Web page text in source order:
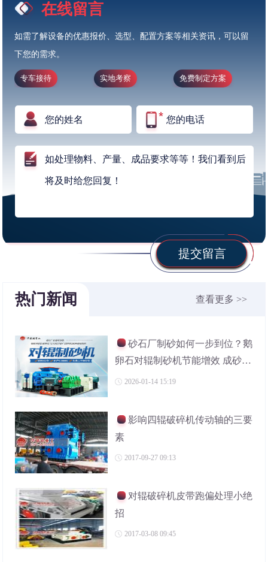
在线留言
如需了解设备的优惠报价、选型、配置方案等相关资讯，可以留
下您的需求。
专车接待 实地考察 免费制定方案
提交留言
热门新闻 查看更多 >>
砂石厂制砂如何一步到位？鹅
卵石对辊制砂机节能增效 成砂率
高 2026-01-14 15:19
影响四辊破碎机传动轴的三要
素
2017-09-27 09:13
对辊破碎机皮带跑偏处理小绝
招
2017-03-08 09:45